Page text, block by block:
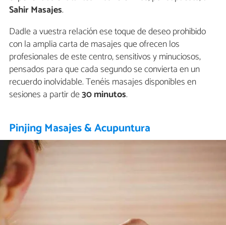
Sahir Masajes.
Dadle a vuestra relación ese toque de deseo prohibido
con la amplia carta de masajes que ofrecen los
profesionales de este centro, sensitivos y minuciosos,
pensados para que cada segundo se convierta en un
recuerdo inolvidable. Tenéis masajes disponibles en
sesiones a partir de30 minutos.
Pinjing Masajes & Acupuntura